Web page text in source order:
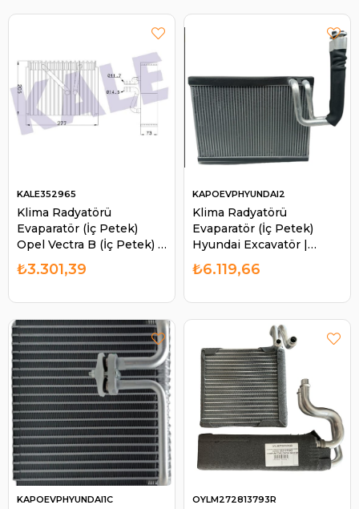
Klima Radyatörü
Evaparatör (İç Petek)
Opel Vectra B (İç Petek) |
KALE 352965
KALE352965
₺3.301,39
Klima Radyatörü
Evaparatör (İç Petek)
Hyundai Excavatör |
KAPO EVPHYUNDAI2
KAPOEVPHYUNDAI2
₺6.119,66
KAPOEVPHYUNDAI1C OYLM272813793R